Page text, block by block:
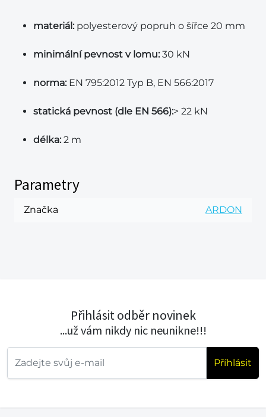
materiál: polyesterový popruh o šířce 20 mm
minimální pevnost v lomu: 30 kN
norma: EN 795:2012 Typ B, EN 566:2017
statická pevnost (dle EN 566):> 22 kN
délka: 2 m
Parametry
Značka ARDON
Přihlásit odběr novinek
...už vám nikdy nic neunikne!!!
Příhlásit